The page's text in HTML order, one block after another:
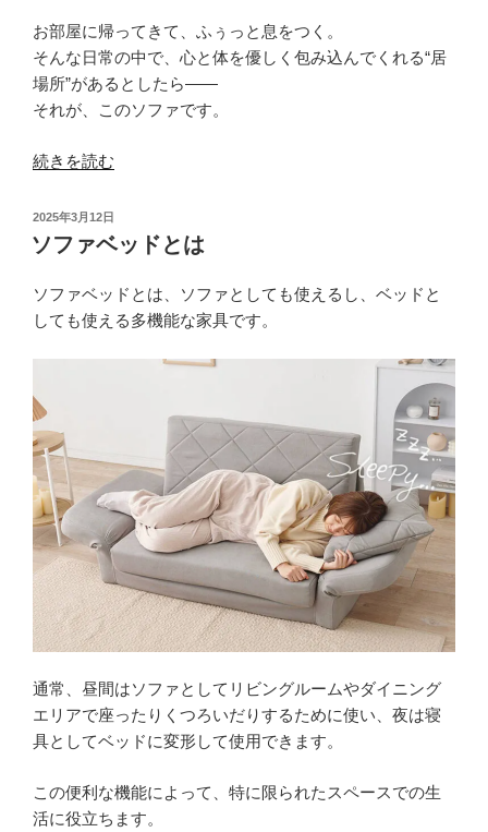
お部屋に帰ってきて、ふぅっと息をつく。
そんな日常の中で、心と体を優しく包み込んでくれる“居
場所”があるとしたら——
それが、このソファです。
“く
ろ
ぎ
間
が
る
ゆ
っ
た
り
高
背
の
布
張
り
ペ
ア
ソ
ァ
W105
続きを読む
投
稿
日:
2025年3月12日
ソファベッドとは
ソファベッドとは、ソファとしても使えるし、ベッドと
しても使える多機能な家具です。
通常、昼間はソファとしてリビングルームやダイニング
エリアで座ったりくつろいだりするために使い、夜は寝
具としてベッドに変形して使用できます。
この便利な機能によって、特に限られたスペースでの生
活に役立ちます。